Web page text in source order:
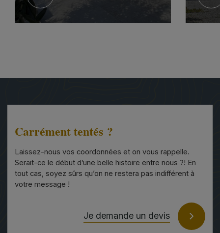
Carrément tentés ?
Laissez-nous vos coordonnées et on vous rappelle.
Serait-ce le début d’une belle histoire entre nous ?! En
tout cas, soyez sûrs qu’on ne restera pas indifférent à
votre message !
Je demande un devis